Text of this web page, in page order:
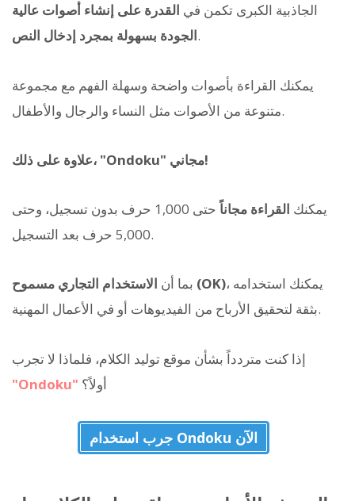
الجاذبية الكبرى تكمن في القدرة على إنشاء أصوات عالية
الجودة بسهولة بمجرد إدخال النص.
يمكنك القراءة بأصوات واضحة وسهلة الفهم مع مجموعة
متنوعة من الأصوات مثل النساء والرجال والأطفال.
علاوة على ذلك، "Ondoku" مجاني!
يمكنك القراءة مجاناً
حتى 1,000 حرف بدون تسجيل، وحتى
5,000 حرف بعد التسجيل.
بما أن الاستخدام التجاري مسموح (OK)، يمكنك استخدامه
بثقة لتحقيق الأرباح من الفيديوهات أو في الأعمال المهنية.
إذا كنت متردداً بشأن موقع توليد الكلام، فلماذا لا تجرب
"Ondoku" أولاً؟
جرب استخدام Ondoku الآن